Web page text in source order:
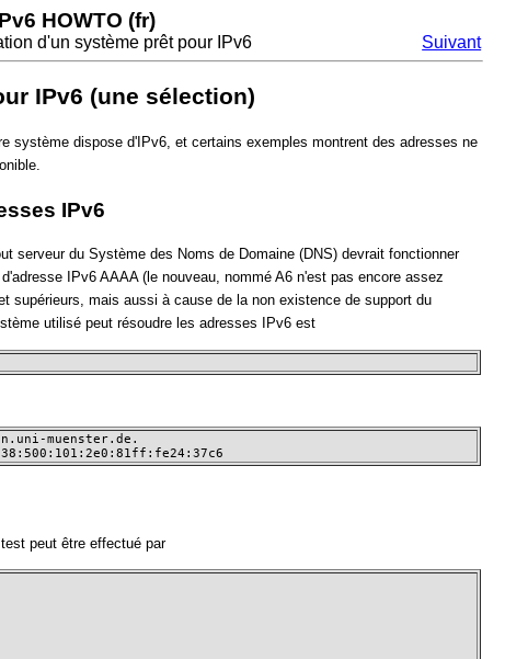
HOWTO (fr)
d'un système prêt pour IPv6 Suivant
IPv6 (une sélection)
système dispose d'IPv6, et certains exemples montrent des adresses ne
IPv6
serveur du Système des Noms de Domaine (DNS) devrait fonctionner
IPv6 AAAA (le nouveau, nommé A6 n'est pas encore assez
supérieurs, mais aussi à cause de la non existence de support du
utilisé peut résoudre les adresses IPv6 est
muenster.de.
peut être effectué par